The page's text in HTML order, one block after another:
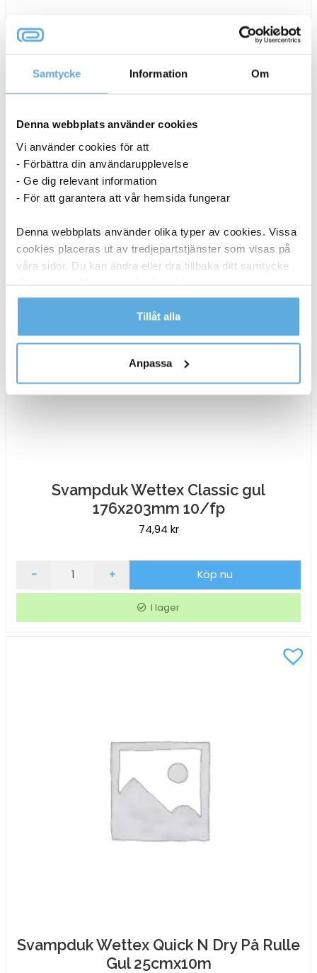
Samtycke Information Om
Denna webbplats använder cookies
Vi använder cookies för att
- Förbättra din användarupplevelse
- Ge dig relevant information
- För att garantera att vår hemsida fungerar
Denna webbplats använder olika typer av cookies. Vissa
cookies placeras ut av tredjepartstjänster som visas på
våra sidor. Du kan ändra eller dra tillbaka ditt samtycke
Läs mer i vår integritetspolicy om vilka vi är, hur du
kontaktar oss och på vilket sätt vi behandlar
Tillåt alla
Anpassa
Svampduk Wettex 265×315 gul 10/fp
186,25kr
Wettex
265x315
gul
10/fp
mängd
- + Köp nu
9-11 dagar
Svampduk Wettex Classic gul
176x203mm 10/fp
74,94 kr
Svampduk
- + Köp nu
I lager
Svampduk Wettex Quick N Dry På Rulle
Gul 25cmx10m